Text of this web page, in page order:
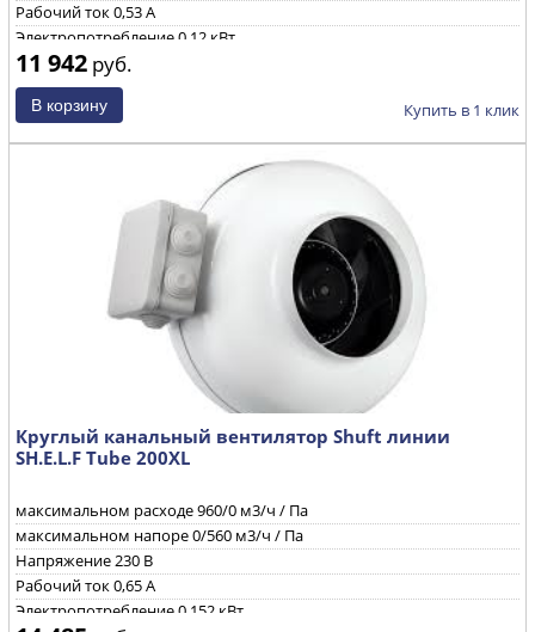
Рабочий ток0,53 А
Электропотребление0,12 кВт
Уровень звуковой мощности через корпус при ηmax
дБ(А)
Частота вращения
11 942 руб.
Купить в 1 клик
Круглый канальный вентилятор Shuft линии
SH.E.L.F Tube 200XL
максимальном расходе 960/0 м3/ч / Па
максимальном напоре 0/560 м3/ч / Па
Напряжение 230 B
Рабочий ток 0,65 А
Электропотребление 0,152 кВт